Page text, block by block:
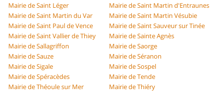
Mairie de Saint Léger
Mairie de Saint Martin d'Entraunes
Mairie de Saint Martin du Var
Mairie de Saint Martin Vésubie
Mairie de Saint Paul de Vence
Mairie de Saint Sauveur sur Tinée
Mairie de Saint Vallier de Thiey
Mairie de Sainte Agnès
Mairie de Sallagriffon
Mairie de Saorge
Mairie de Sauze
Mairie de Séranon
Mairie de Sigale
Mairie de Sospel
Mairie de Spéracèdes
Mairie de Tende
Mairie de Théoule sur Mer
Mairie de Thiéry